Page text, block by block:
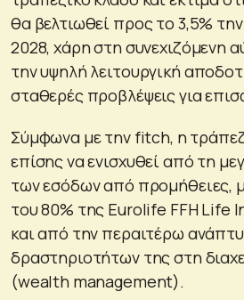
θα βελτιωθεί προς το 3,5%
2028, χάρη στη συνεχιζόμενη
την υψηλή λειτουργική
σταθερές προβλέψεις για
Σύμφωνα με την fitch, η
επίσης να ενισχυθεί από τη
των εσόδων από προμήθειες,
του 80% της Eurolife FFH Life
και από την περαιτέρω
δραστηριοτήτων της στη
(wealth management).